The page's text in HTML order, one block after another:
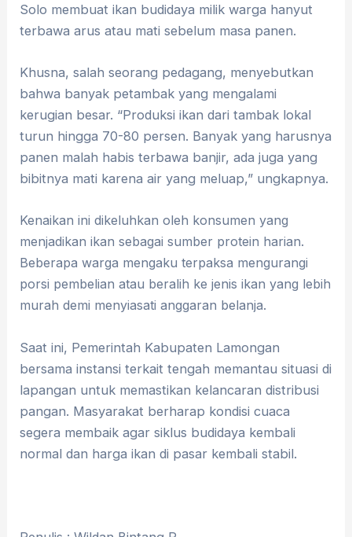
Solo membuat ikan budidaya milik warga hanyut
terbawa arus atau mati sebelum masa panen.
​Khusna, salah seorang pedagang, menyebutkan
bahwa banyak petambak yang mengalami
kerugian besar. “Produksi ikan dari tambak lokal
turun hingga 70-80 persen. Banyak yang harusnya
panen malah habis terbawa banjir, ada juga yang
bibitnya mati karena air yang meluap,” ungkapnya.
Kenaikan ini dikeluhkan oleh konsumen yang
menjadikan ikan sebagai sumber protein harian.
Beberapa warga mengaku terpaksa mengurangi
porsi pembelian atau beralih ke jenis ikan yang lebih
murah demi menyiasati anggaran belanja.
​Saat ini, Pemerintah Kabupaten Lamongan
bersama instansi terkait tengah memantau situasi di
lapangan untuk memastikan kelancaran distribusi
pangan. Masyarakat berharap kondisi cuaca
segera membaik agar siklus budidaya kembali
normal dan harga ikan di pasar kembali stabil.